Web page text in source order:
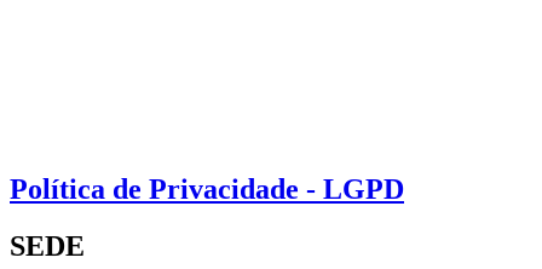
Política de Privacidade - LGPD
SEDE